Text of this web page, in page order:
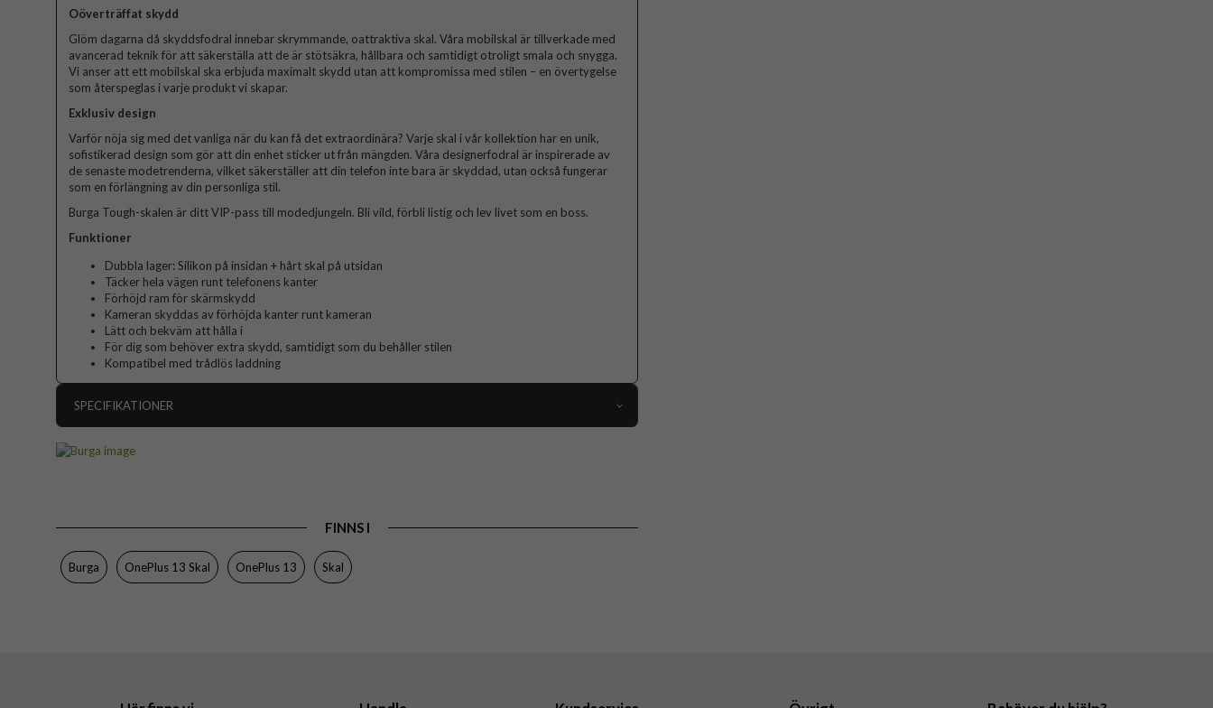
Oöverträffat skydd
Glöm dagarna då skyddsfodral innebar skrymmande, oattraktiva skal. Våra mobilskal är tillverkade med
avancerad teknik för att säkerställa att de är stötsäkra, hållbara och samtidigt otroligt smala och snygga.
Vi anser att ett mobilskal ska erbjuda maximalt skydd utan att kompromissa med stilen – en övertygelse
som återspeglas i varje produkt vi skapar.
Exklusiv design
Varför nöja sig med det vanliga när du kan få det extraordinära? Varje skal i vår kollektion har en unik,
sofistikerad design som gör att din enhet sticker ut från mängden. Våra designerfodral är inspirerade av
de senaste modetrenderna, vilket säkerställer att din telefon inte bara är skyddad, utan också fungerar
som en förlängning av din personliga stil.
Burga Tough-skalen är ditt VIP-pass till modedjungeln. Bli vild, förbli listig och lev livet som en boss.
Funktioner
Dubbla lager: Silikon på insidan + hårt skal på utsidan
Täcker hela vägen runt telefonens kanter
Förhöjd ram för skärmskydd
Kameran skyddas av förhöjda kanter runt kameran
Lätt och bekväm att hålla i
För dig som behöver extra skydd, samtidigt som du behåller stilen
Kompatibel med trådlös laddning
SPECIFIKATIONER
Färg
Flerfärgad
Material
Varumärke
FINNS I
Burga OnePlus 13 Skal OnePlus 13 Skal